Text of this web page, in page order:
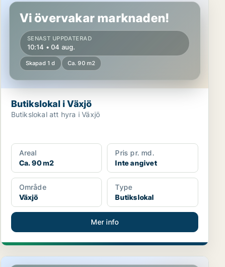
Vi övervakar marknaden!
SENAST UPPDATERAD
10:14 • 04 aug.
Skapad 1 d Ca. 90 m2
Butikslokal i Växjö
Butikslokal att hyra i Växjö
Areal
Ca. 90 m2
Pris pr. md.
Inte angivet
Område
Växjö
Type
Butikslokal
Mer info
Butikslokal i Växjö